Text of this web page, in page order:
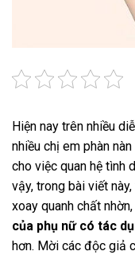
Hiện nay trên nhiều
nhiều chị em phàn
cho việc quan hệ tình
vậy, trong bài viết
xoay quanh chất
của phụ nữ có tác
hơn. Mời các độc giả